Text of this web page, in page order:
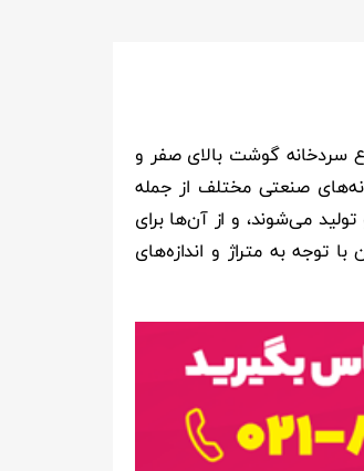
سردخانه گوشت بالای صفر و
صنعتی مختلف از جمله
می‌شوند، و از آن‌ها برای
به متراژ و اندازه‌های